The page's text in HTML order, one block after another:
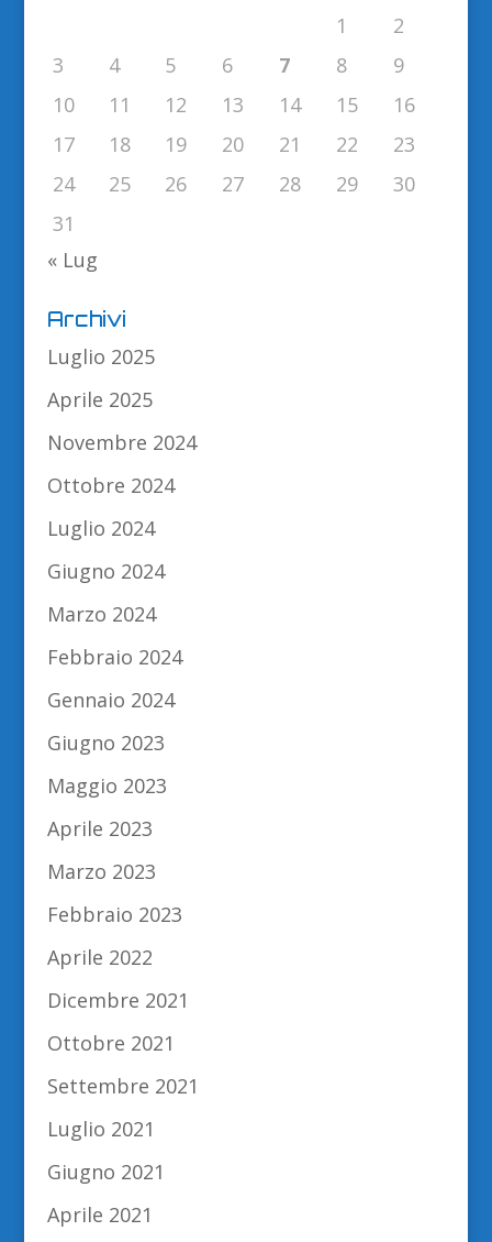
1
2
3
4 5 6 7 8
9
10
11 12 13 14 15
16
17
18 19 20 21 22
23
24
25 26 27 28 29
30
31
« Lug
Archivi
Luglio 2025
Aprile 2025
Novembre 2024
Ottobre 2024
Luglio 2024
Giugno 2024
Marzo 2024
Febbraio 2024
Gennaio 2024
Giugno 2023
Maggio 2023
Aprile 2023
Marzo 2023
Febbraio 2023
Aprile 2022
Dicembre 2021
Ottobre 2021
Settembre 2021
Luglio 2021
Giugno 2021
Aprile 2021